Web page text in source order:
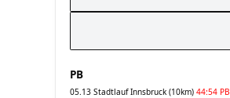
PB
05.13 Stadtlauf Innsbruck (10km) 44:54 PB